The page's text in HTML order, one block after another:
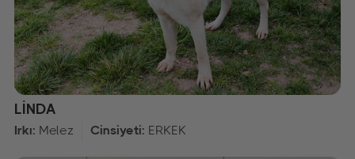
LİNDA
Irkı: Melez Cinsiyeti: ERKEK